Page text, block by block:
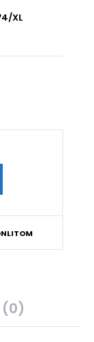
XL
(0)